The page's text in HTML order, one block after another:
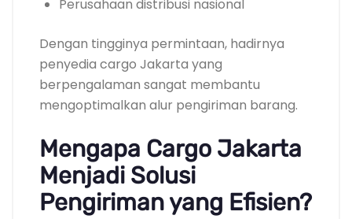
Perusahaan distribusi nasional
Dengan tingginya permintaan, hadirnya
penyedia cargo Jakarta yang
berpengalaman sangat membantu
mengoptimalkan alur pengiriman barang.
Mengapa Cargo Jakarta
Menjadi Solusi
Pengiriman yang Efisien?